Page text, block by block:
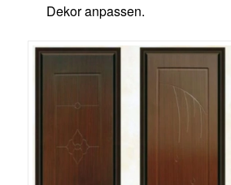
Dekor anpassen.